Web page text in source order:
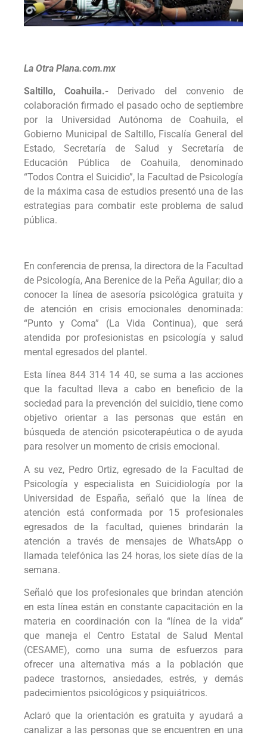
La Otra Plana.com.mx
Saltillo, Coahuila.- Derivado del convenio de
colaboración firmado el pasado ocho de septiembre
por la Universidad Autónoma de Coahuila, el
Gobierno Municipal de Saltillo, Fiscalía General del
Estado, Secretaría de Salud y Secretaría de
Educación Pública de Coahuila, denominado
“Todos Contra el Suicidio”, la Facultad de Psicología
de la máxima casa de estudios presentó una de las
estrategias para combatir este problema de salud
pública.
En conferencia de prensa, la directora de la Facultad
de Psicología, Ana Berenice de la Peña Aguilar; dio a
conocer la línea de asesoría psicológica gratuita y
de atención en crisis emocionales denominada:
“Punto y Coma” (La Vida Continua), que será
atendida por profesionistas en psicología y salud
mental egresados del plantel.
Esta línea 844 314 14 40, se suma a las acciones
que la facultad lleva a cabo en beneficio de la
sociedad para la prevención del suicidio, tiene como
objetivo orientar a las personas que están en
búsqueda de atención psicoterapéutica o de ayuda
para resolver un momento de crisis emocional.
A su vez, Pedro Ortiz, egresado de la Facultad de
Psicología y especialista en Suicidiología por la
Universidad de España, señaló que la línea de
atención está conformada por 15 profesionales
egresados de la facultad, quienes brindarán la
atención a través de mensajes de WhatsApp o
llamada telefónica las 24 horas, los siete días de la
semana.
Señaló que los profesionales que brindan atención
en esta línea están en constante capacitación en la
materia en coordinación con la “línea de la vida”
que maneja el Centro Estatal de Salud Mental
(CESAME), como una suma de esfuerzos para
ofrecer una alternativa más a la población que
padece trastornos, ansiedades, estrés, y demás
padecimientos psicológicos y psiquiátricos.
Aclaró que la orientación es gratuita y ayudará a
canalizar a las personas que se encuentren en una